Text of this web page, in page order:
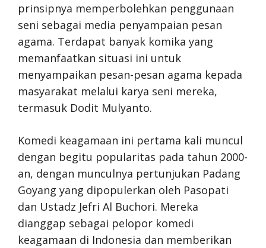
prinsipnya memperbolehkan penggunaan
seni sebagai media penyampaian pesan
agama. Terdapat banyak komika yang
memanfaatkan situasi ini untuk
menyampaikan pesan-pesan agama kepada
masyarakat melalui karya seni mereka,
termasuk Dodit Mulyanto.
Komedi keagamaan ini pertama kali muncul
dengan begitu popularitas pada tahun 2000-
an, dengan munculnya pertunjukan Padang
Goyang yang dipopulerkan oleh Pasopati
dan Ustadz Jefri Al Buchori. Mereka
dianggap sebagai pelopor komedi
keagamaan di Indonesia dan memberikan